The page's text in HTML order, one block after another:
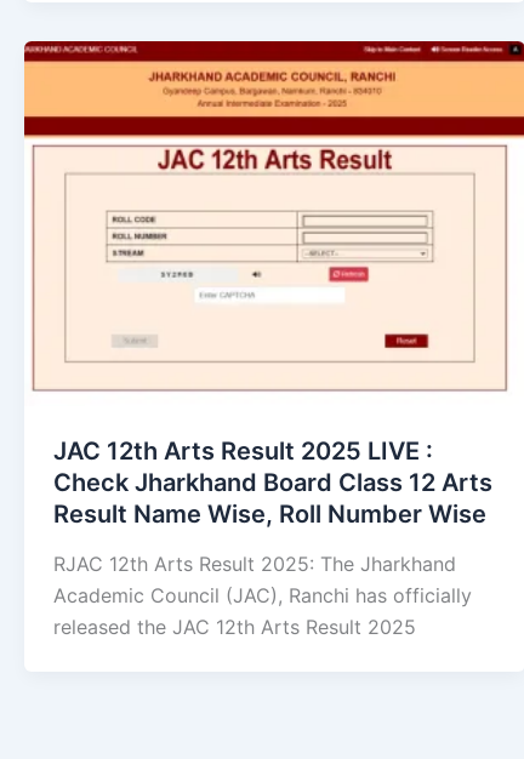
JAC 12th Arts Result 2025 LIVE :
Check Jharkhand Board Class 12 Arts
Result Name Wise, Roll Number Wise
RJAC 12th Arts Result 2025: The Jharkhand
Academic Council (JAC), Ranchi has officially
released the JAC 12th Arts Result 2025